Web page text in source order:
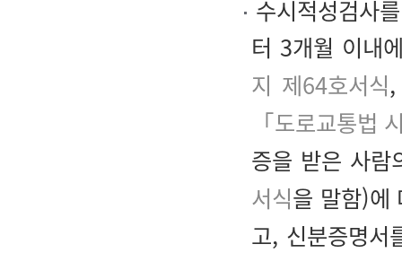
수시적성검사
터 3개월 이내
지 제64호서식
「도로교통법
증을 받은 사
서식을 말함)에
고, 신분증명서